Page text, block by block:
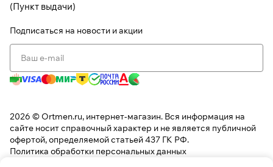
(Пункт выдачи)
Подписаться на новости и акции
2026 © Ortmen.ru, интернет-магазин. Вся информация на
сайте носит справочный характер и не является публичной
офертой, определяемой статьей 437 ГК РФ.
Политика обработки персональных данных